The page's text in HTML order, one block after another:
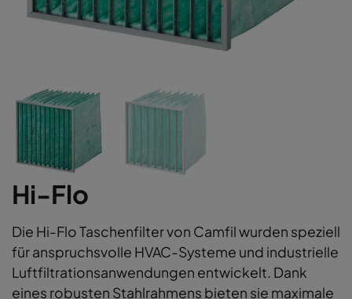
Hi-Flo
Die Hi-Flo Taschenfilter von Camfil wurden speziell
für anspruchsvolle HVAC-Systeme und industrielle
Luftfiltrationsanwendungen entwickelt. Dank
eines robusten Stahlrahmens bieten sie maximale